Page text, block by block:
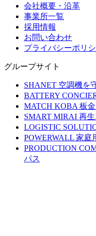
会社概要・沿革
事業所一覧
採用情報
お問い合わせ
プライバシーポリ
グループサイト
SHANET 空調機を
BATTERY
MATCH KOBA 板
SMART MIRAI 再生
LOGISTIC
POWERWALL 家庭
PRODUCTION
パス